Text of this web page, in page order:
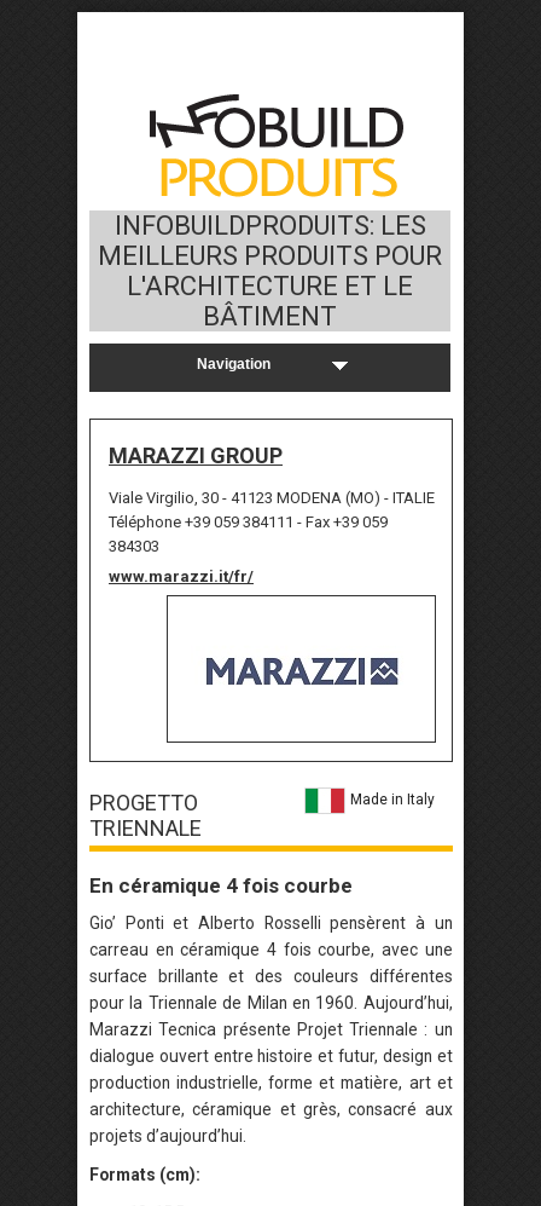
INFOBUILDPRODUITS: LES
MEILLEURS PRODUITS POUR
L'ARCHITECTURE ET LE
BÂTIMENT
MARAZZI GROUP
Viale Virgilio, 30 - 41123 MODENA (MO) - ITALIE
Téléphone +39 059 384111 - Fax +39 059
384303
www.marazzi.it/fr/
PROGETTO
TRIENNALE
Made in Italy
En céramique 4 fois courbe
Gio’ Ponti et Alberto Rosselli pensèrent à un
carreau en céramique 4 fois courbe, avec une
surface brillante et des couleurs différentes
pour la Triennale de Milan en 1960. Aujourd’hui,
Marazzi Tecnica présente Projet Triennale : un
dialogue ouvert entre histoire et futur, design et
production industrielle, forme et matière, art et
architecture, céramique et grès, consacré aux
projets d’aujourd’hui.
Formats (cm):